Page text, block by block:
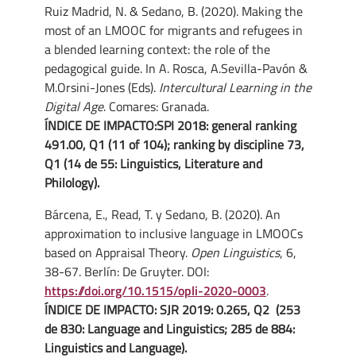
Ruiz Madrid, N. & Sedano, B. (2020). Making the
most of an LMOOC for migrants and refugees in
a blended learning context: the role of the
pedagogical guide. In A. Rosca, A.Sevilla-Pavón &
M.Orsini-Jones (Eds). Intercultural Learning in the
Digital Age. Comares: Granada.
ÍNDICE DE IMPACTO:SPI 2018: general ranking
491.00, Q1 (11 of 104); ranking by discipline 73,
Q1 (14 de 55: Linguistics, Literature and
Philology).
Bárcena, E., Read, T. y Sedano, B. (2020). An
approximation to inclusive language in LMOOCs
based on Appraisal Theory. Open Linguistics, 6,
38-67. Berlín: De Gruyter. DOI:
https://doi.org/10.1515/opli-2020-0003.
ÍNDICE DE IMPACTO: SJR 2019: 0.265, Q2 (253
de 830: Language and Linguistics; 285 de 884:
Linguistics and Language).